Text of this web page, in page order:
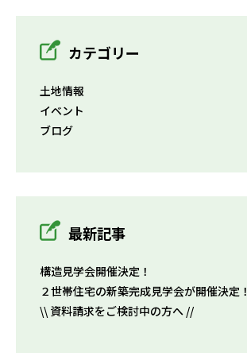
カテゴリー
土地情報
イベント
ブログ
最新記事
構造見学会開催決定！
２世帯住宅の新築完成見学会が開催決定！
\\ 資料請求をご検討中の方へ //